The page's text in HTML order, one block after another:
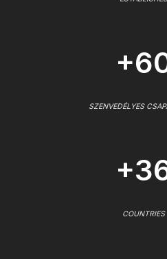
SZENVEDÉLYES
COUNTRIES